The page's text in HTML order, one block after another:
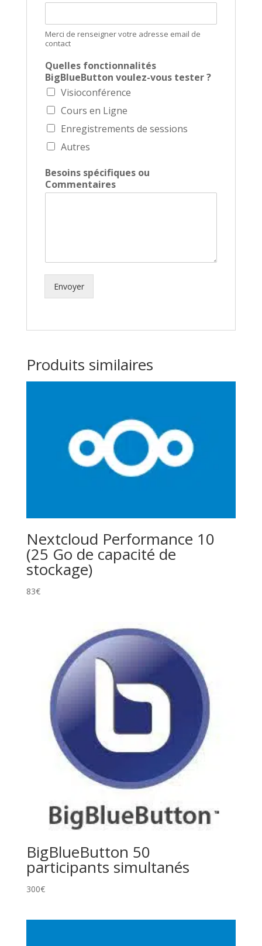
Merci de renseigner votre adresse email de
contact
Quelles fonctionnalités
BigBlueButton voulez-vous tester ?
Visioconférence
Cours en Ligne
Enregistrements de sessions
Autres
Besoins spécifiques ou
Commentaires
Envoyer
Produits similaires
Nextcloud Performance 10
(25 Go de capacité de
stockage)
83€
BigBlueButton 50
participants simultanés
300€